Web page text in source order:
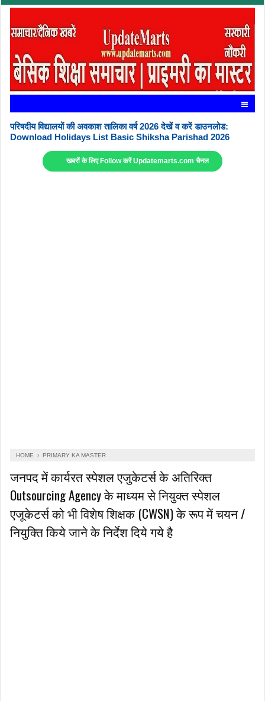
परिषदीय विद्यालयों की अवकाश तालिका वर्ष 2026 देखें व करें डाउनलोड:
Download Holidays List Basic Shiksha Parishad 2026
खबरों के लिए Follow करें Updatemarts.com चैनल
HOME › PRIMARY KA MASTER
जनपद में कार्यरत स्पेशल एजुकेटर्स के अतिरिक्त
Outsourcing Agency के माध्यम से नियुक्त स्पेशल
एजूकेटर्स को भी विशेष शिक्षक (CWSN) के रूप में चयन /
नियुक्ति किये जाने के निर्देश दिये गये है